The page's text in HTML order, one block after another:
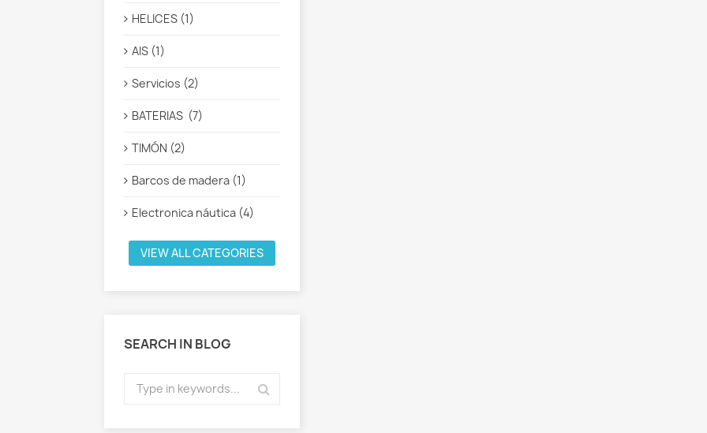
HELICES (1)
AIS (1)
Servicios (2)
BATERIAS (7)
TIMÓN (2)
Barcos de madera (1)
Electronica náutica (4)
VIEW ALL CATEGORIES
SEARCH IN BLOG